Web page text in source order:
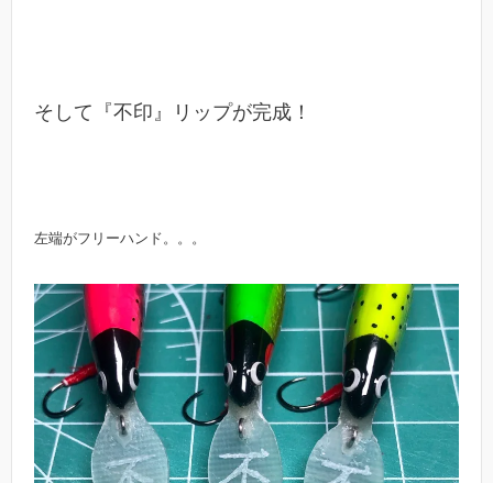
そして『不印』リップが完成！
左端がフリーハンド。。。